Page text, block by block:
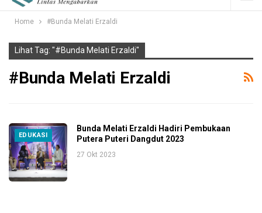
Home #Bunda Melati Erzaldi
Lihat Tag: "#Bunda Melati Erzaldi"
#Bunda Melati Erzaldi
EDUKASI
Bunda Melati Erzaldi Hadiri Pembukaan
Putera Puteri Dangdut 2023
27 Okt 2023